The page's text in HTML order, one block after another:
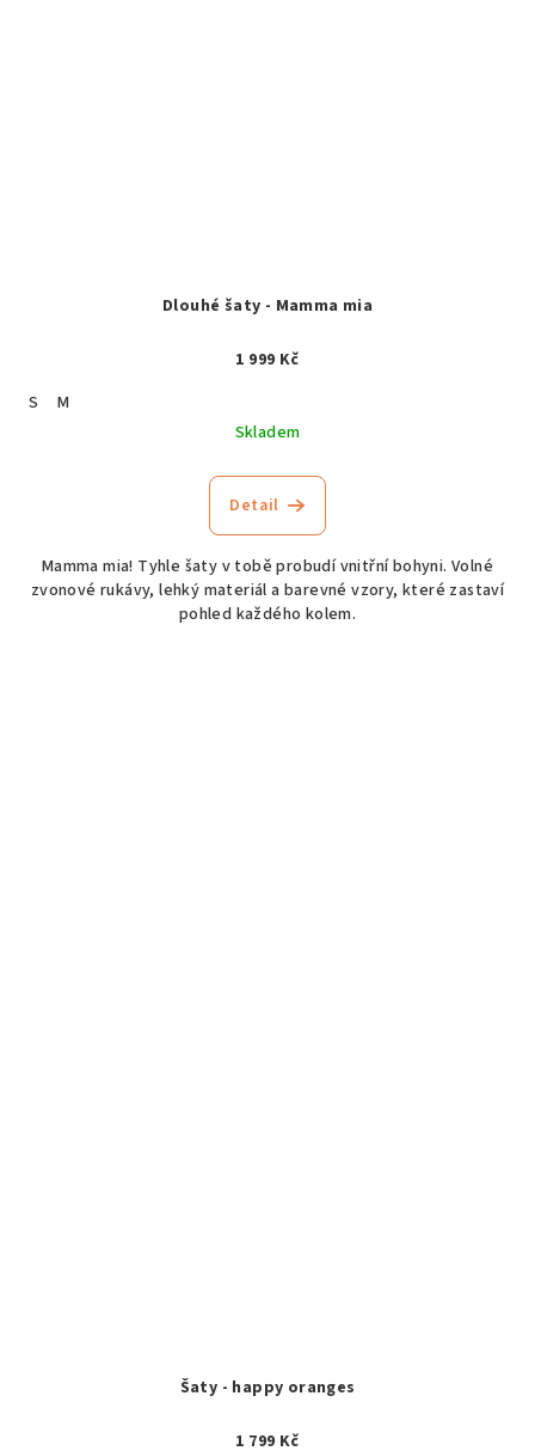
Dlouhé šaty - Mamma mia
1 999 Kč
S
M
Skladem
Detail
Mamma mia! Tyhle šaty v tobě probudí vnitřní bohyni. Volné
zvonové rukávy, lehký materiál a barevné vzory, které zastaví
pohled každého kolem.
Šaty - happy oranges
1 799 Kč